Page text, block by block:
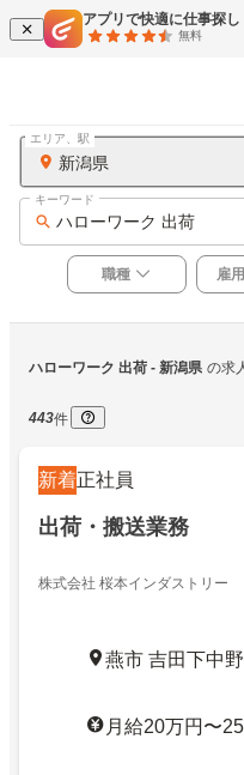
アプリで快適に仕事探し
無料
新潟県
エリア、駅
ハローワーク 出荷
キーワード
職種 雇
ハローワーク 出荷 - 新潟県 の求
443件
新着正社員
出荷・搬送業務
株式会社 桜本インダストリー
燕市 吉田下中
月給20万円〜